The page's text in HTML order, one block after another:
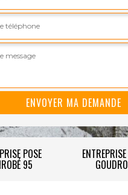
POSE
95